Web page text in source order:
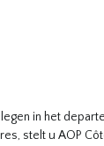
in het
stelt u AOP